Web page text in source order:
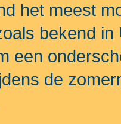
het meest
bekend
een
de